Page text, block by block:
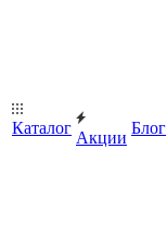
Каталог
Акции
Блог